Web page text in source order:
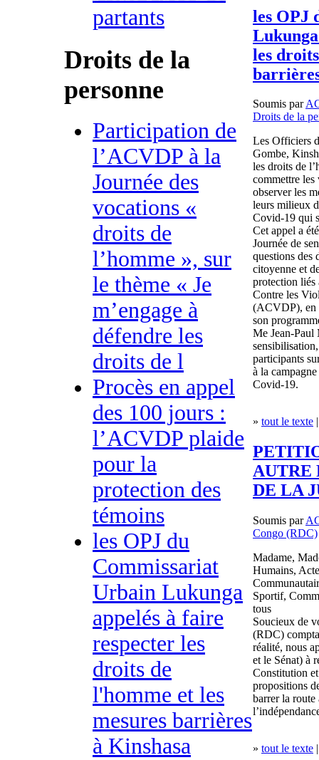
partants
Droits de la
personne
Participation de
l’ACVDP à la
Journée des
vocations «
droits de
l’homme », sur
le thème « Je
m’engage à
défendre les
droits de l
Procès en appel
des 100 jours :
l’ACVDP plaide
pour la
protection des
témoins
les OPJ du
Commissariat
Urbain Lukunga
appelés à faire
respecter les
droits de
l'homme et les
mesures barrières
à Kinshasa
les OPJ
les
Soumis par
Droits de la
Les Officiers
Gombe,
les droits de
commettre les
observer les
leurs milieux
Covid-19 qui
Cet appel a
Journée de
questions des
citoyenne et
protection
Contre les
(ACVDP), en
son
Me Jean-Paul
participants
à la
Covid-19.
» tout le texte
AUTRE
DE LA
Soumis par
Congo (RDC)
Madame,
Humains,
Sportif,
tous
Soucieux de
(RDC)
réalité, nous
et le Sénat) à
Constitution
propositions
barrer la route
» tout le texte